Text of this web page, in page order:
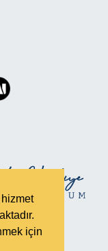
için